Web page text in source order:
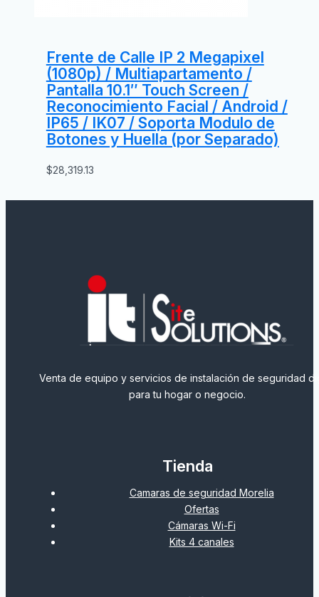
Frente de Calle IP 2 Megapixel
(1080p) / Multiapartamento /
Pantalla 10.1″ Touch Screen /
Reconocimiento Facial / Android /
IP65 / IK07 / Soporta Modulo de
Botones y Huella (por Separado)
$28,319.13
Venta de equipo y servicios de instalación de seguridad
para tu hogar o negocio.
Tienda
Camaras de seguridad Morelia
Ofertas
Cámaras Wi-Fi
Kits 4 canales